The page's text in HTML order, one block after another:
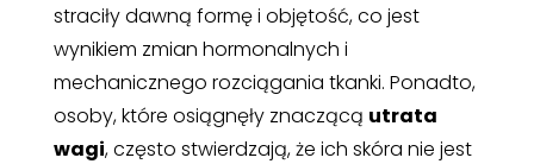
straciły dawną formę i objętość, co jest
wynikiem zmian hormonalnych i
mechanicznego rozciągania tkanki. Ponadto,
osoby, które osiągnęły znaczącą utrata
wagi, często stwierdzają, że ich skóra nie jest